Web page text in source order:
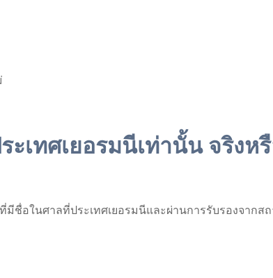
เทศเยอรมนีเท่านั้น จริงห
ชื่อในศาลที่ประเทศเยอรมนีและผ่านการรับรองจาก